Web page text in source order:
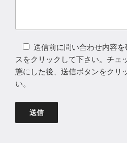
送信前に問い合わせ内容
スをクリックして下さい。チェ
態にした後、送信ボタンをクリ
い。